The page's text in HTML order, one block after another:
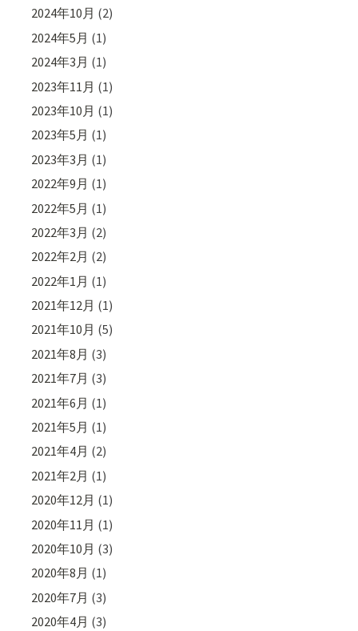
2024年10月 (2)
2024年5月 (1)
2024年3月 (1)
2023年11月 (1)
2023年10月 (1)
2023年5月 (1)
2023年3月 (1)
2022年9月 (1)
2022年5月 (1)
2022年3月 (2)
2022年2月 (2)
2022年1月 (1)
2021年12月 (1)
2021年10月 (5)
2021年8月 (3)
2021年7月 (3)
2021年6月 (1)
2021年5月 (1)
2021年4月 (2)
2021年2月 (1)
2020年12月 (1)
2020年11月 (1)
2020年10月 (3)
2020年8月 (1)
2020年7月 (3)
2020年4月 (3)